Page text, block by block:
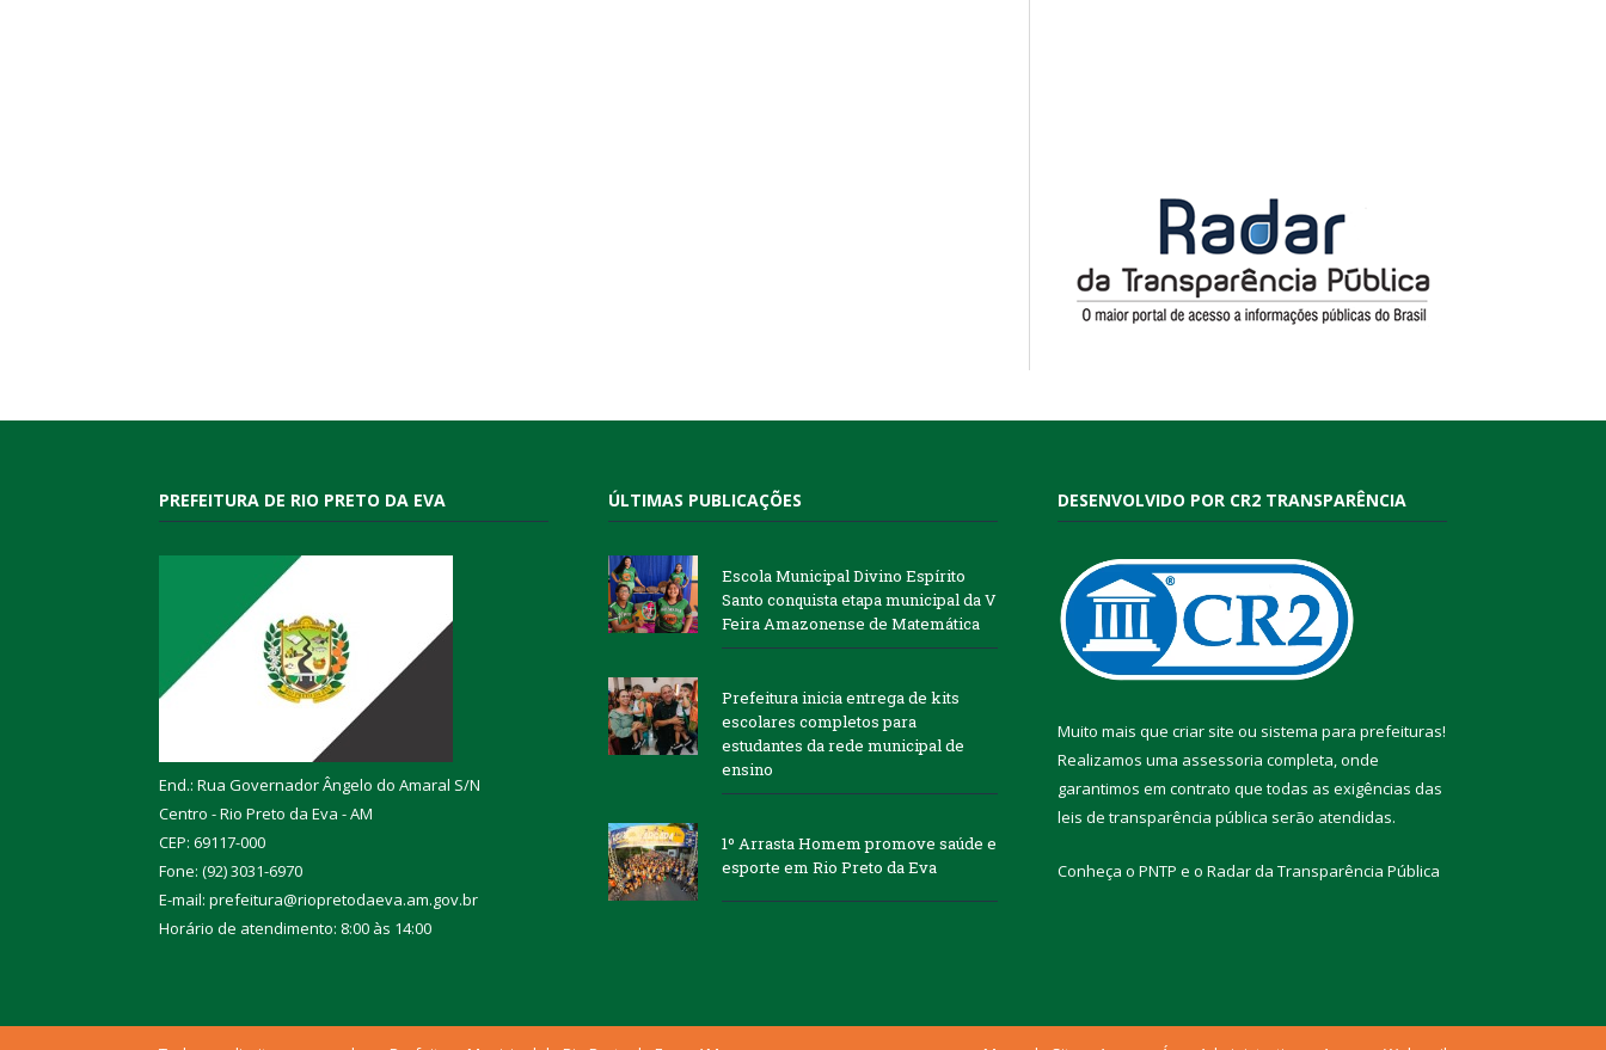
PREFEITURA DE RIO PRETO DA EVA
End.: Rua Governador Ângelo do Amaral S/N
Centro - Rio Preto da Eva - AM
CEP: 69117-000
Fone: (92) 3031-6970
E-mail: prefeitura@riopretodaeva.am.gov.br
Horário de atendimento: 8:00 às 14:00
ÚLTIMAS PUBLICAÇÕES
Escola Municipal Divino Espírito
Santo conquista etapa municipal da V
Feira Amazonense de Matemática
Prefeitura inicia entrega de kits
escolares completos para
estudantes da rede municipal de
ensino
1º Arrasta Homem promove saúde e
esporte em Rio Preto da Eva
DESENVOLVIDO POR CR2 TRANSPARÊNCIA
Muito mais que criar site ou sistema para prefeituras!
Realizamos uma assessoria completa, onde
garantimos em contrato que todas as exigências das
leis de transparência pública serão atendidas.
Conheça o PNTP e o Radar da Transparência Pública